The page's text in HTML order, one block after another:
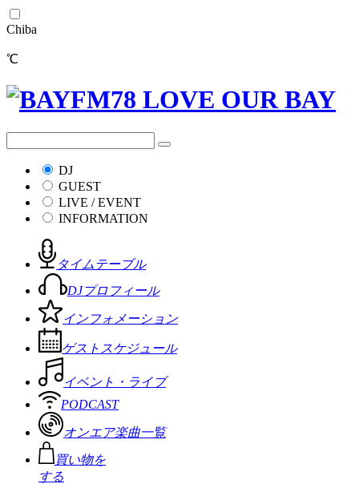
Chiba
℃
DJ
GUEST
LIVE / EVENT
INFORMATION
タイムテーブル
DJプロフィール
インフォメーション
ゲストスケジュール
イベント・ライブ
PODCAST
オンエア楽曲一覧
買い物を
する